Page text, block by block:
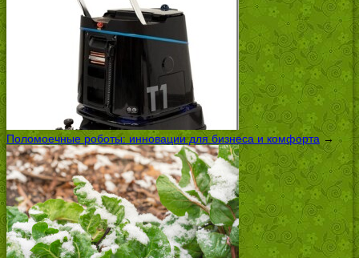
Поломоечные роботы: инновации для бизнеса и комфорта →